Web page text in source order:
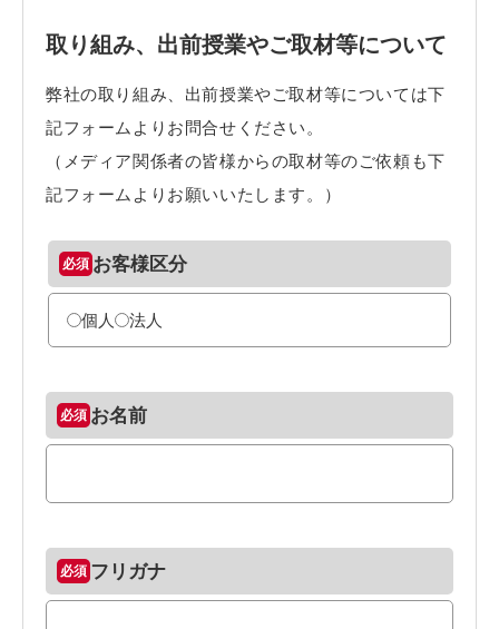
取り組み、出前授業やご取材等について
弊社の取り組み、出前授業やご取材等については下
記フォームよりお問合せください。
（メディア関係者の皆様からの取材等のご依頼も下
記フォームよりお願いいたします。）
お客様区分
個人 法人
お名前
フリガナ